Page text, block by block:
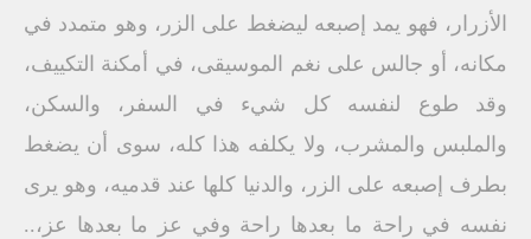
الأزرار، فهو يمد إصبعه ليضغط على الزر، وهو متمدد في
مكانه، أو جالس على نغم الموسيقى، في أمكنة التكييف،
وقد طوع لنفسه كل شيء في السفر، والسكن،
والملبس والمشرب، ولا يكلفه هذا كله، سوى أن يضغط
بطرف إصبعه على الزر، والدنيا كلها عند قدميه، وهو يرى
نفسه في راحة ما بعدها راحة وفي عز ما بعدها عز،..